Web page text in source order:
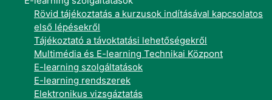
Rövid tájékoztatás a kurzusok indításával kapcsolatos
első lépésekről
Tájékoztató a távoktatási lehetőségekről
Multimédia és E-learning Technikai Központ
E-learning szolgáltatások
E-learning rendszerek
Elektronikus vizsgáztatás